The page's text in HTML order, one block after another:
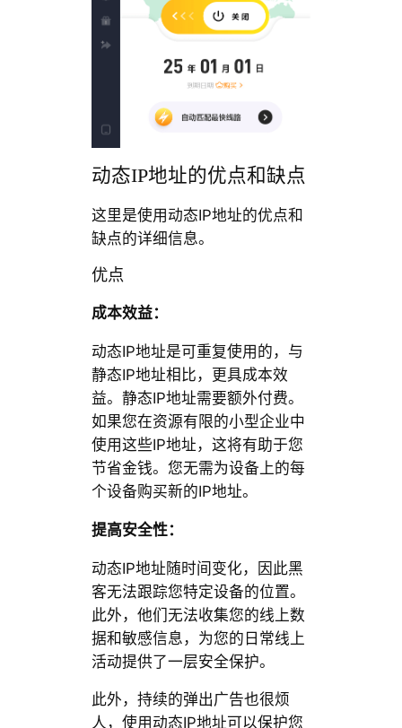
动态IP地址的优点和缺点
这里是使用动态IP地址的优点和
缺点的详细信息。
优点
成本效益：
动态IP地址是可重复使用的，与
静态IP地址相比，更具成本效
益。静态IP地址需要额外付费。
如果您在资源有限的小型企业中
使用这些IP地址，这将有助于您
节省金钱。您无需为设备上的每
个设备购买新的IP地址。
提高安全性：
动态IP地址随时间变化，因此黑
客无法跟踪您特定设备的位置。
此外，他们无法收集您的线上数
据和敏感信息，为您的日常线上
活动提供了一层安全保护。
此外，持续的弹出广告也很烦
人，使用动态IP地址可以保护您